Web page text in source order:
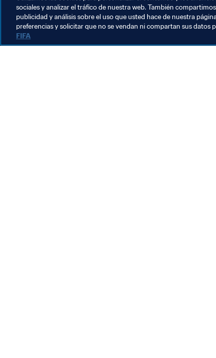
sociales y analizar el tráfico de nuestra web. También
publicidad y análisis sobre el uso que usted hace de nuestra
preferencias y solicitar que no se vendan ni compartan sus datos
FIFA